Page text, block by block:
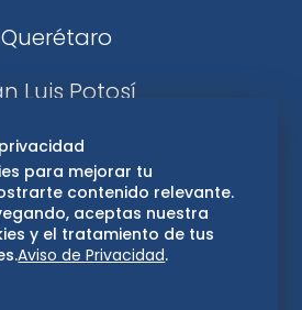
Querétaro
Luis Potosí
Edomex
Consultas
Hidalgo
para mejorar tu
contenido relevante.
aceptas nuestra
y el tratamiento de tus
Aviso de Privacidad.